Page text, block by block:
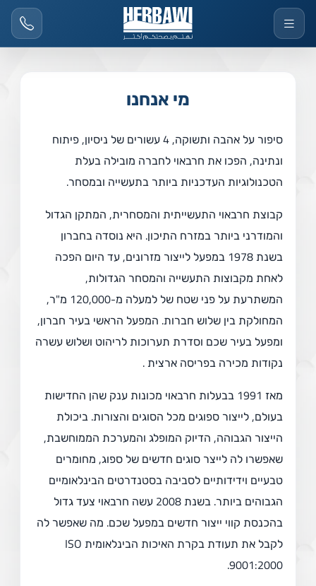
מי אנחנו
סיפור על אהבה ותשוקה, 4 עשורים של ניסיון, פיתוח
ונתינה, הפכו את חרבאוי לחברה מובילה בעלת
הטכנולוגיות העדכניות ביותר בתעשייה ובמסחר.
קבוצת חרבאוי התעשייתית והמסחרית, המתקן הגדול
והמודרני ביותר במזרח התיכון. היא נוסדה בחברון
בשנת 1978 במפעל לייצור מזרונים, עד היום הפכה
לאחת מקבוצות התעשייה והמסחר הגדולות,
המשתרעת על פני שטח של למעלה מ-120,000 מ"ר,
המחולקת בין שלוש חברות. המפעל הראשי בעיר חברון,
ומפעל בעיר שכם וסדרת תערוכות לריהוט ושלוש עשרה
נקודות מכירה בפריסה ארצית .
מאז 1991 בבעלות חרבאוי מכונות ענק שהן החדישות
בעולם, לייצור ספוגים מכל הסוגים והצורות. ביכולת
הייצור הגבוהה, הדיוק המופלג והמערכת הממוחשבת,
שאפשרו לה לייצר סוגים חדשים של ספוג, מחומרים
טבעיים וידידותיים לסביבה בסטנדרטים הבינלאומיים
הגבוהים ביותר. בשנת 2008 עשה חרבאוי צעד גדול
בהכנסת קווי ייצור חדשים במפעל שכם. מה שאפשר לה
לקבל את תעודת בקרת האיכות הבינלאומית ISO
9001:2000.